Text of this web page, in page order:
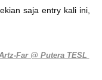
saja entry kali ini,
Far @ Putera TESL